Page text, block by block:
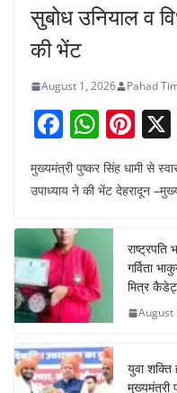
सुबोध उनियाल व
की भेंट
August 1, 2026 Pahad
F
a
c
b
o
o
k
W
h
at
A
p
p
Pi
nt
er
e
st
मुख्यमंत्री पुष्कर सिंह धामी से
उपाध्याय ने की भेंट देहरादून
गर्विता
मित्र
August
युवा
मुख्यमंत्री